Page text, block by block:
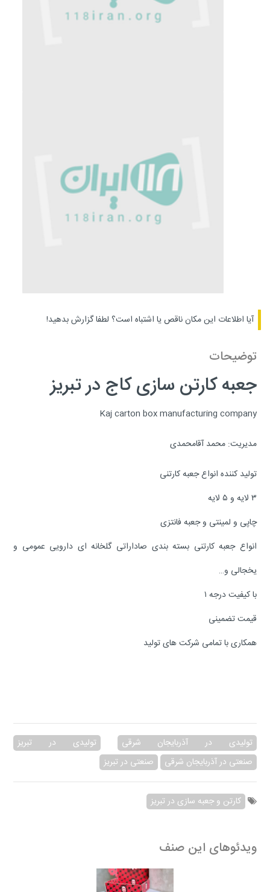
آیا اطلاعات این مکان ناقص یا اشتباه است؟ لطفا گزارش بدهید!
توضیحات
جعبه کارتن سازی کاج در تبریز
Kaj carton box manufacturing company
مدیریت: محمد آقامحمدی
تولید کننده انواع جعبه کارتنی
۳ لایه و ۵ لایه
چاپی و لمینتی و جعبه فانتزی
انواع جعبه کارتنی بسته بندی صاداراتی گلخانه ای دارویی عمومی و
یخجالی و…
با کیفیت درجه ۱
قیمت تضمینی
همکاری با تمامی شرکت های تولید
تولیدی در آذربایجان شرقی
تولیدی در تبریز
صنعتی در آذربایجان شرقی
صنعتی در تبریز
کارتن و جعبه سازی در تبریز
ویدئوهای این صنف